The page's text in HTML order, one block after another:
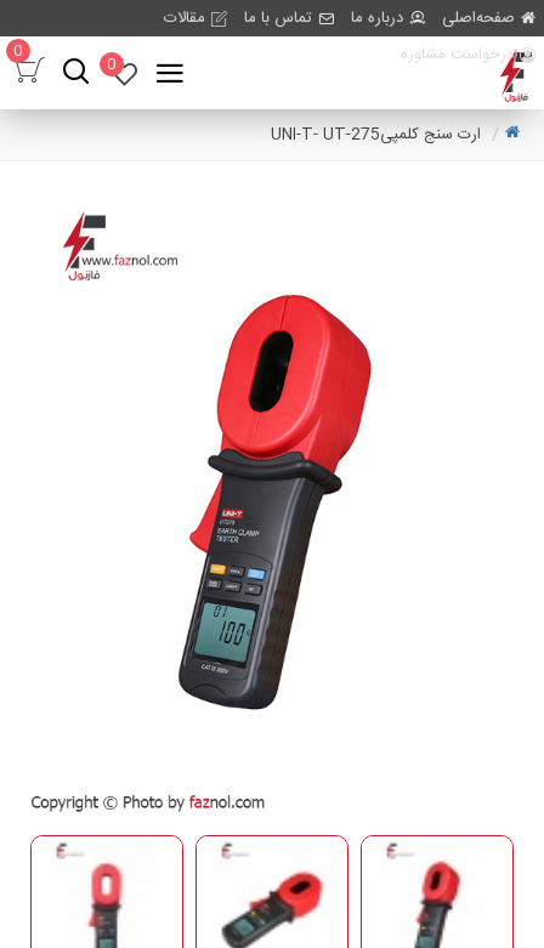
صفحه‌اصلی درباره ما تماس با ما
مقالات
درخواست مشاوره
0
0
ارت سنج کلمپیUNI-T- UT-275